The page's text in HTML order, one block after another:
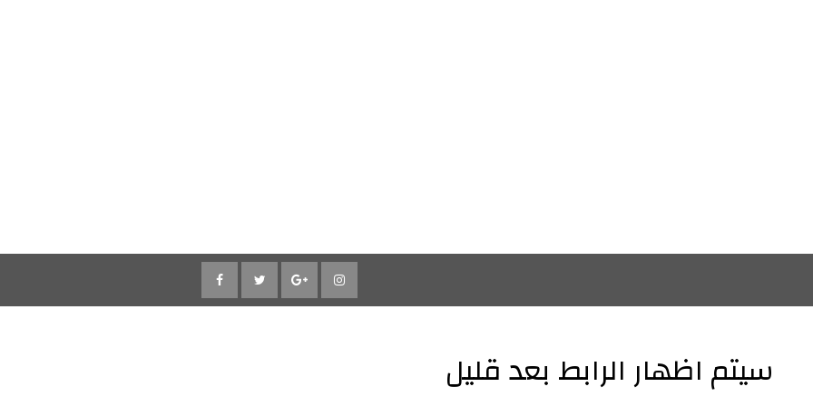
سيتم اظهار الرابط بعد قليل